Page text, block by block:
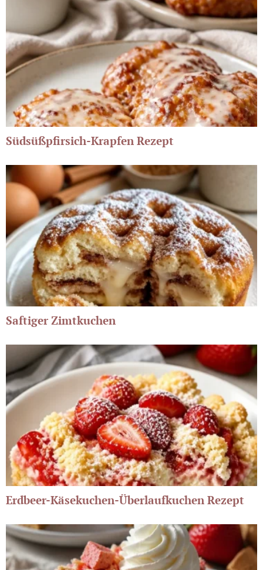
Südsüßpfirsich-Krapfen Rezept
Saftiger Zimtkuchen
Erdbeer-Käsekuchen-Überlaufkuchen Rezept